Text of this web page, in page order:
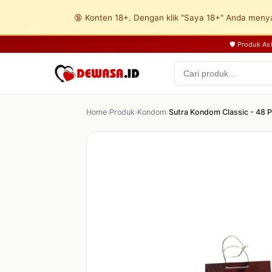
🔞 Konten 18+. Dengan klik "Saya 18+" Anda
🛡️ Produk
Home›Produk›Kondom›Sutra Kondom Classic - 48